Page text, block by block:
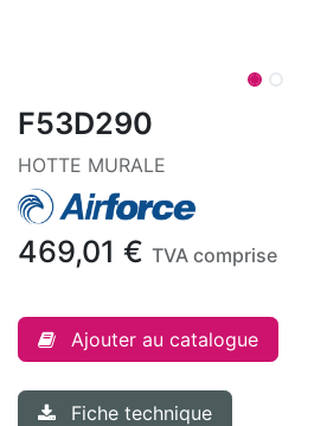
F53D290
HOTTE MURALE
469,01 € TVA comprise
Ajouter au catalogue
Fiche technique